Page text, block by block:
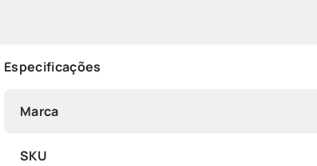
Especificações
Marca
SKU